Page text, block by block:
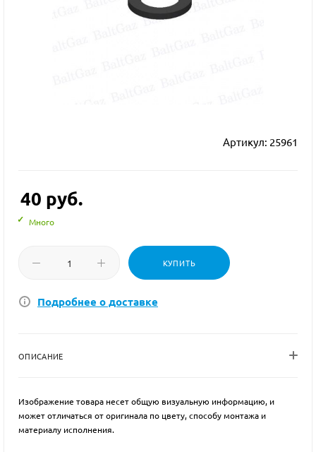
Артикул: 25961
40 руб.
Много
КУПИТЬ
Подробнее о доставке
ОПИСАНИЕ
Изображение товара несет общую визуальную информацию, и
может отличаться от оригинала по цвету, способу монтажа и
материалу исполнения.